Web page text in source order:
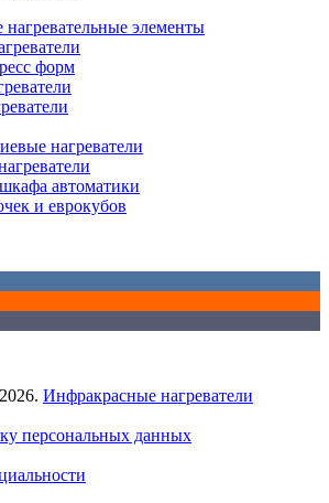
нагревательные элементы
форм
нагреватели
автоматики
и еврокубов
Инфракрасные нагреватели
персональных данных